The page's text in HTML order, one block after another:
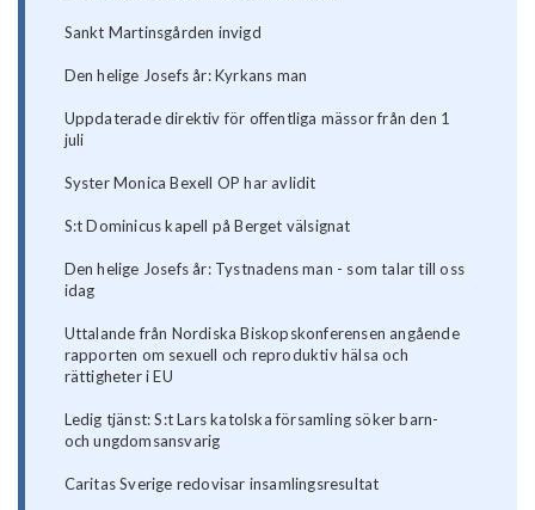
Sankt Martinsgården invigd
Den helige Josefs år: Kyrkans man
Uppdaterade direktiv för offentliga mässor från den 1
juli
Syster Monica Bexell OP har avlidit
S:t Dominicus kapell på Berget välsignat
Den helige Josefs år: Tystnadens man - som talar till oss
idag
Uttalande från Nordiska Biskopskonferensen angående
rapporten om sexuell och reproduktiv hälsa och
rättigheter i EU
Ledig tjänst: S:t Lars katolska församling söker barn-
och ungdomsansvarig
Caritas Sverige redovisar insamlingsresultat